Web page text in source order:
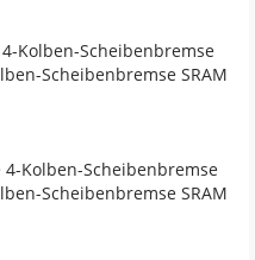
Kolben-Scheibenbremse
Scheibenbremse SRAM
Kolben-Scheibenbremse
Scheibenbremse SRAM